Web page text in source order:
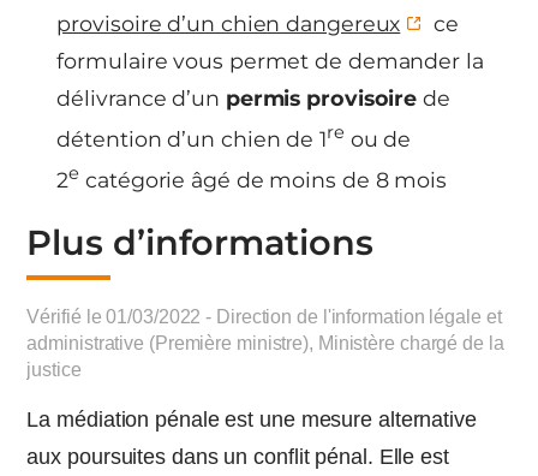
provisoire d’un chien dangereux
ce
formulaire vous permet de demander la
délivrance d’un permis provisoire de
détention d’un chien de 1re ou de
2e catégorie âgé de moins de 8 mois
Plus d’informations
Vérifié le 01/03/2022 - Direction de l'information légale et
administrative (Première ministre), Ministère chargé de la
justice
La médiation pénale est une mesure alternative
aux poursuites dans un conflit pénal. Elle est